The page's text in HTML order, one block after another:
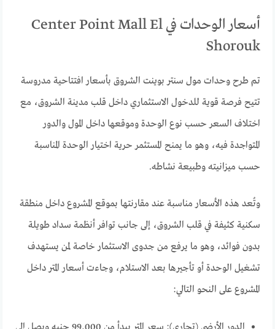
أسعار الوحدات في Center Point Mall El
Shorouk
تم طرح وحدات مول سنتر بوينت الشروق بأسعار افتتاحية مدروسة
تتيح فرصة قوية للدخول الاستثماري داخل قلب مدينة الشروق، مع
اختلاف السعر حسب نوع الوحدة وموقعها داخل المول والدور
المتواجدة فيه، وهو ما يمنح المستثمر حرية اختيار الوحدة المناسبة
حسب ميزانيته وطبيعة نشاطه.
وتُعد هذه الأسعار مناسبة عند مقارنتها بموقع المشروع داخل منطقة
سكنية كثيفة في قلب الشروق، إلى جانب توافر أنظمة سداد طويلة
بدون فوائد، وهو ما يرفع من جدوى الاستثمار خاصة لمن يستهدف
تشغيل الوحدة أو تأجيرها بعد الاستلام، وجاءت أسعار المتر داخل
المشروع على النحو التالي: